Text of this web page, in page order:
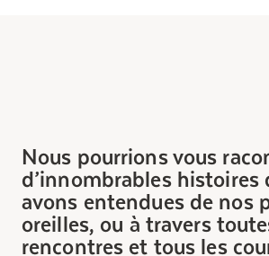
Nous pourrions vous
d’innombrables histoires
avons entendues de nos
oreilles, ou à travers
rencontres et tous les